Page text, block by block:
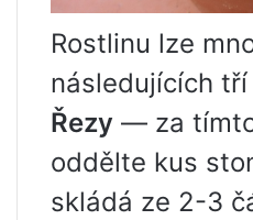
Rostlinu lze
následujících
Řezy — za
oddělte kus
skládá ze 2-3